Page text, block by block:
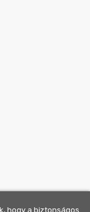
hogy a biztonságos